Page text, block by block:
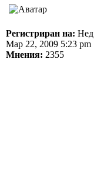
Регистриран на: Нед
Мар 22, 2009 5:23 pm
Мнения: 2355